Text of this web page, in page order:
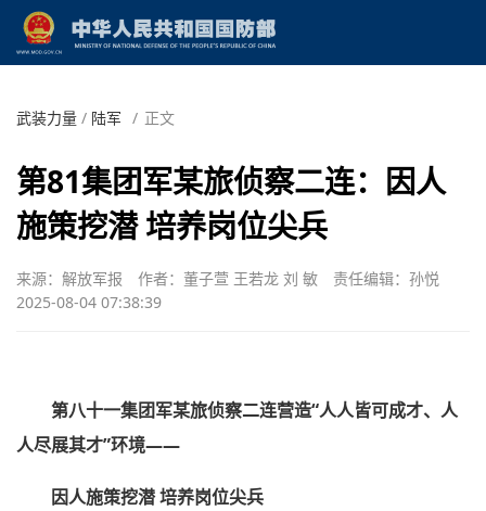
武装力量 / 陆军 / 正文
第81集团军某旅侦察二连：因人
施策挖潜 培养岗位尖兵
来源：解放军报 作者：董子萱 王若龙 刘 敏
责任编辑：孙悦
2025-08-04 07:38:39
第八十一集团军某旅侦察二连营造“人人皆可成才、人
人尽展其才”环境——
因人施策挖潜 培养岗位尖兵